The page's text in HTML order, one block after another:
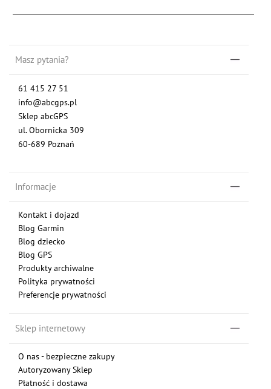
Masz pytania?
61 415 27 51
info@abcgps.pl
Sklep abcGPS
ul. Obornicka 309
60-689 Poznań
Informacje
Kontakt i dojazd
Blog Garmin
Blog dziecko
Blog GPS
Produkty archiwalne
Polityka prywatności
Preferencje prywatności
Sklep internetowy
O nas - bezpieczne zakupy
Autoryzowany Sklep
Płatność i dostawa